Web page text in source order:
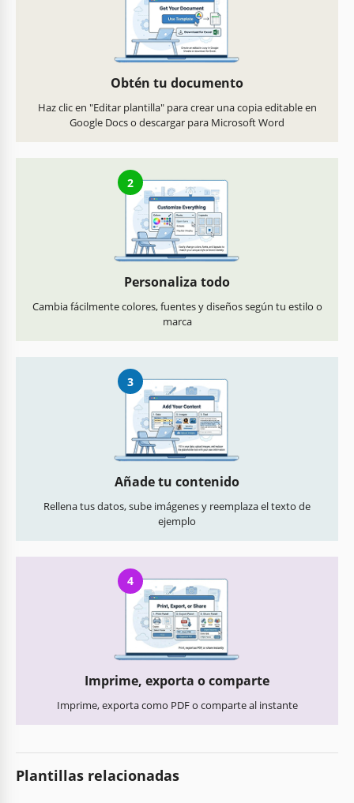
Obtén tu documento
Haz clic en "Editar plantilla" para crear una copia editable en
Google Docs o descargar para Microsoft Word
2
Personaliza todo
Cambia fácilmente colores, fuentes y diseños según tu estilo o
marca
3
Añade tu contenido
Rellena tus datos, sube imágenes y reemplaza el texto de
ejemplo
4
Imprime, exporta o comparte
Imprime, exporta como PDF o comparte al instante
Plantillas relacionadas